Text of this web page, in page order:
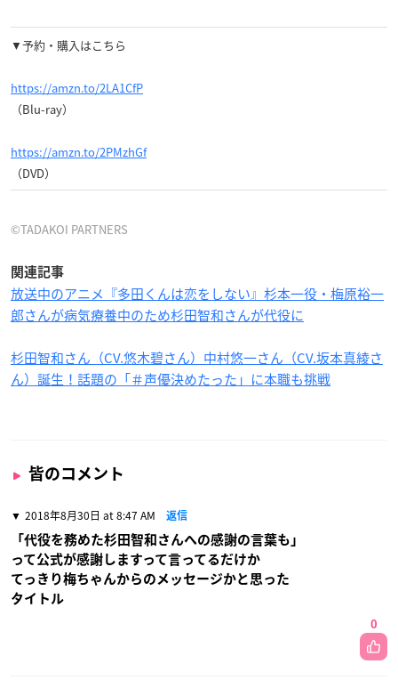
▼予約・購入はこちら
https://amzn.to/2LA1CfP
（Blu-ray）
https://amzn.to/2PMzhGf
（DVD）
©TADAKOI PARTNERS
関連記事
放送中のアニメ『多田くんは恋をしない』杉本一役・梅原裕一
郎さんが病気療養中のため杉田智和さんが代役に
杉田智和さん（CV.悠木碧さん）中村悠一さん（CV.坂本真綾さ
ん）誕生！話題の「＃声優決めたった」に本職も挑戦
皆のコメント
2018年8月30日 at 8:47 AM 返信
「代役を務めた杉田智和さんへの感謝の言葉も」
って公式が感謝しますって言ってるだけか
てっきり梅ちゃんからのメッセージかと思った
タイトル
0